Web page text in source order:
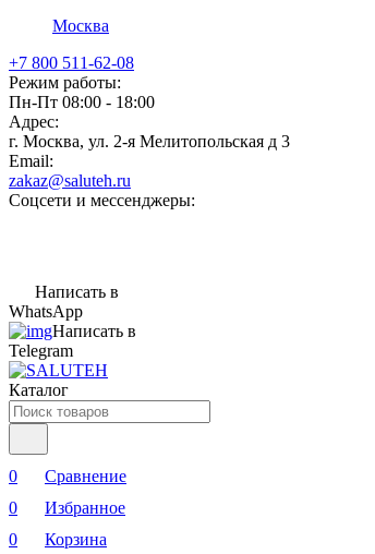
Москва
+7 800 511-62-08
Режим работы:
Пн-Пт 08:00 - 18:00
Адрес:
г. Москва, ул. 2-я Мелитопольская д 3
Email:
zakaz@saluteh.ru
Соцсети и мессенджеры:
Написать в
WhatsApp
Написать в
Telegram
Каталог
0
Сравнение
0
Избранное
0
Корзина